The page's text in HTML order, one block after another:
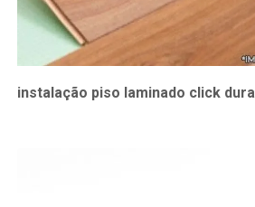
instalação piso laminado click